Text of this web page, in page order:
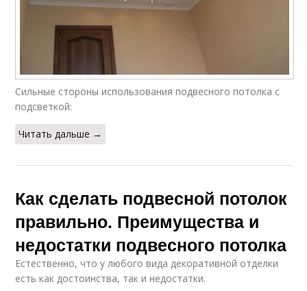
Сильные стороны использования подвесного потолка с
подсветкой:
Читать дальше →
Как сделать подвесной потолок
правильно. Преимущества и
недостатки подвесного потолка
Естественно, что у любого вида декоративной отделки
есть как достоинства, так и недостатки.